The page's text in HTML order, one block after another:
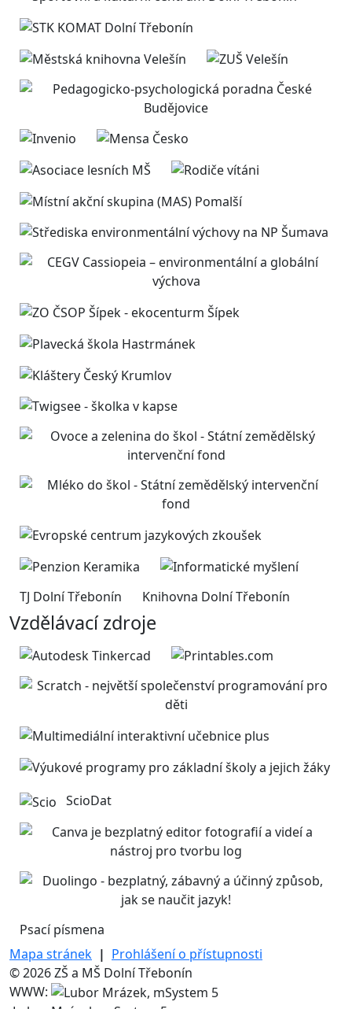
TJ Dolní Třebonín Knihovna Dolní Třebonín
Vzdělávací zdroje
ScioDat
Psací písmena
Mapa stránek | Prohlášení o přístupnosti
© 2026 ZŠ a MŠ Dolní Třebonín
WWW: